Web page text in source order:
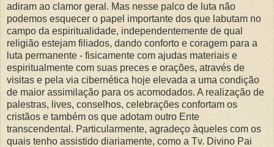
adiram ao clamor geral. Mas nesse palco de luta não
podemos esquecer o papel importante dos que labutam no
campo da espiritualidade, independentemente de qual
religião estejam filiados, dando conforto e coragem para a
luta permanente - fisicamente com ajudas materiais e
espiritualmente com suas preces e orações, através de
visitas e pela via cibernética hoje elevada a uma condição
de maior assimilação para os acomodados. A realização de
palestras, lives, conselhos, celebrações confortam os
cristãos e também os que adotam outro Ente
transcendental. Particularmente, agradeço àqueles com os
quais tenho assistido diariamente, como a Tv. Divino Pai